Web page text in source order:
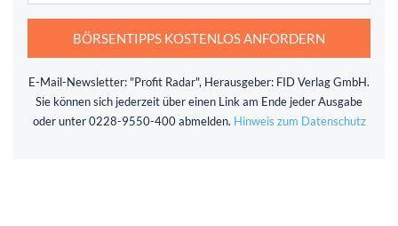
BÖRSENTIPPS KOSTENLOS ANFORDERN
E-Mail-Newsletter: "Profit Radar", Herausgeber: FID Verlag GmbH.
Sie können sich jederzeit über einen Link am Ende jeder Ausgabe
oder unter 0228-9550-400 abmelden. Hinweis zum Datenschutz